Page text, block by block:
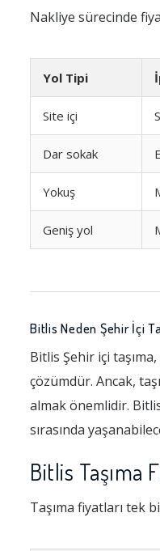
Nakliye sürecinde
Yol Tipi
Site içi
Dar sokak
Yokuş
Geniş yol
Bitlis Neden Şehir İçi
Bitlis Şehir içi
çözümdür. Ancak,
almak önemlidir. Bitlis
sırasında
Bitlis Taşıma
Taşıma fiyatları tek